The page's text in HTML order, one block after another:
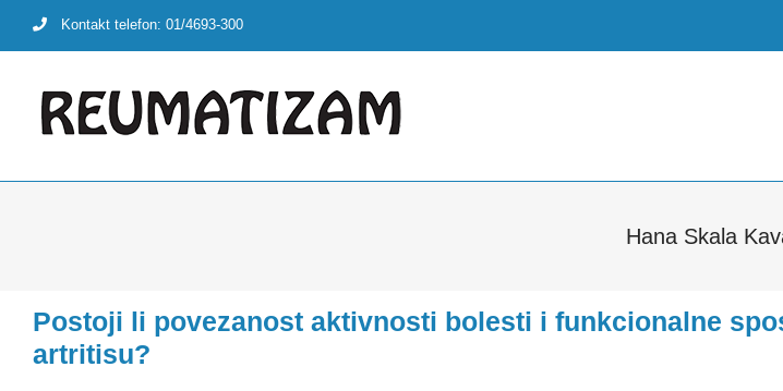
Kontakt telefon: 01/4693-300
Hana Skala
Postoji li povezanost aktivnosti bolesti i funkcionalne
artritisu?